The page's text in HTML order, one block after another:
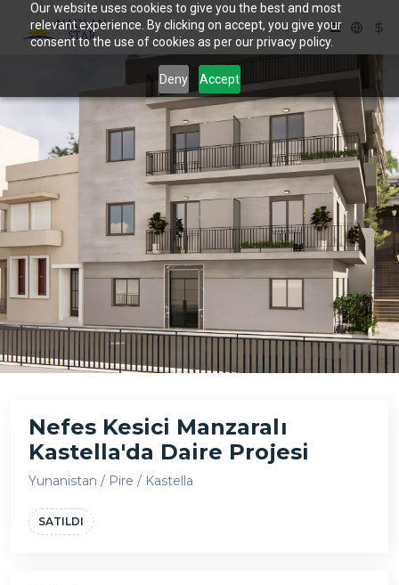
Our website uses cookies to give you the best and most
relevant experience. By clicking on accept, you give your
consent to the use of cookies as per our privacy policy.
Deny Accept
Nefes Kesici Manzaralı
Kastella'da Daire Projesi
Yunanistan / Pire / Kastella
SATILDI